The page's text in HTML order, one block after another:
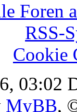
Foren
RSS-
Cookie
03:02
MyBB,